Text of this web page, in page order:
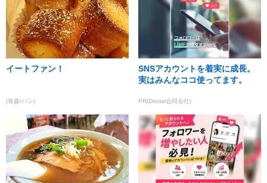
イートファン！
(青森/パン)
SNSアカウントを着実に成長。
実はみんなココ使ってます。
PR(Dreaw合同会社)